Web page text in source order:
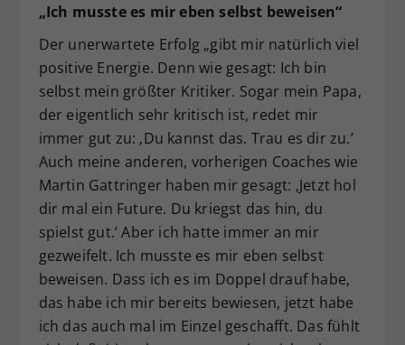
„Ich musste es mir eben selbst beweisen“
Der unerwartete Erfolg „gibt mir natürlich viel
positive Energie. Denn wie gesagt: Ich bin
selbst mein größter Kritiker. Sogar mein Papa,
der eigentlich sehr kritisch ist, redet mir
immer gut zu: ‚Du kannst das. Trau es dir zu.’
Auch meine anderen, vorherigen Coaches wie
Martin Gattringer haben mir gesagt: ‚Jetzt hol
dir mal ein Future. Du kriegst das hin, du
spielst gut.’ Aber ich hatte immer an mir
gezweifelt. Ich musste es mir eben selbst
beweisen. Dass ich es im Doppel drauf habe,
das habe ich mir bereits bewiesen, jetzt habe
ich das auch mal im Einzel geschafft. Das fühlt